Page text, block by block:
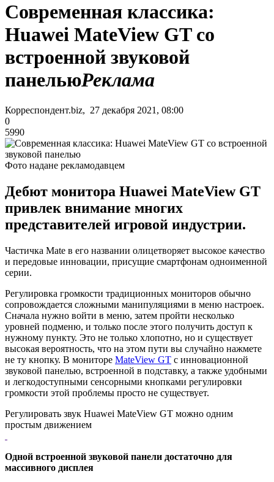
Современная классика:
Huawei MateView GT со
встроенной звуковой
панельюРеклама
Корреспондент.biz, 27 декабря 2021, 08:00
0
5990
Фото надане рекламодавцем
Дебют монитора Huawei MateView GT
привлек внимание многих
представителей игровой индустрии.
Частичка Mate в его названии олицетворяет высокое качество
и передовые инновации, присущие смартфонам одноименной
серии.
Регулировка громкости традиционных мониторов обычно
сопровождается сложными манипуляциями в меню настроек.
Сначала нужно войти в меню, затем пройти несколько
уровней подменю, и только после этого получить доступ к
нужному пункту. Это не только хлопотно, но и существует
высокая вероятность, что на этом пути вы случайно нажмете
не ту кнопку. В мониторе MateView GT с инновационной
звуковой панелью, встроенной в подставку, а также удобными
и легкодоступными сенсорными кнопками регулировки
громкости этой проблемы просто не существует.
Регулировать звук Huawei MateView GT можно одним
простым движением
Одной встроенной звуковой панели достаточно для
массивного дисплея